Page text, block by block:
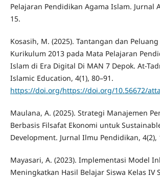
Pelajaran Pendidikan Agama Islam. Jurnal
15.
Kosasih, M. (2025). Tantangan dan
Kurikulum 2013 pada Mata Pelajaran
Islam di Era Digital Di MAN 7 Depok. At-
Islamic Education, 4(1), 80–91.
https://doi.org/https://doi.org/10.56672/
Maulana, A. (2025). Strategi Manajemen
Berbasis Filsafat Ekonomi untuk
Development. Jurnal Ilmu Pendidikan, 4(2),
Mayasari, A. (2023). Implementasi Model
Meningkatkan Hasil Belajar Siswa Kelas IV